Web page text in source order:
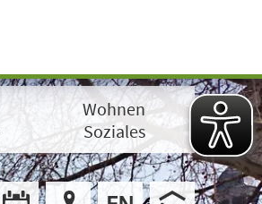
Wohnen
Soziales